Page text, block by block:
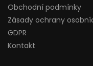
Obchodní podmínky
Zásady ochrany
GDPR
Kontakt